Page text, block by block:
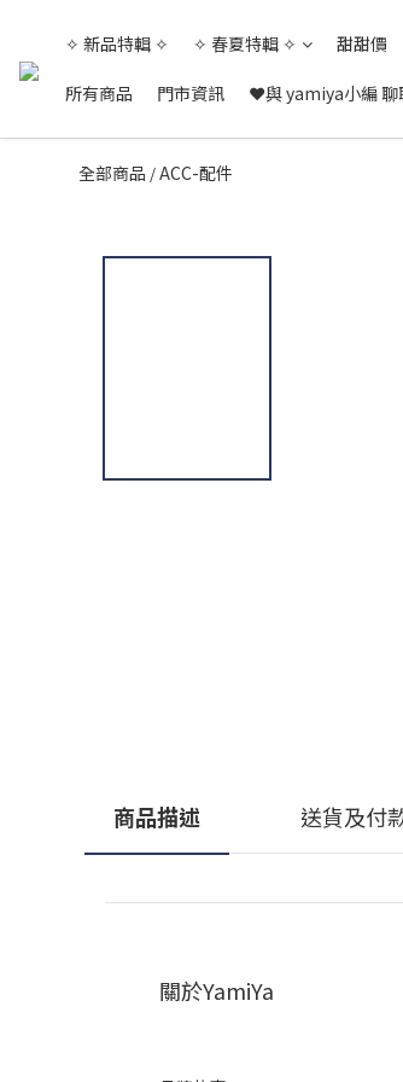
✧ 新品特輯 ✧ ✧ 春夏特輯 ✧ 甜甜價
所有商品 門市資訊 ❤與 yamiya小編
全部商品 /ACC-配件
商品描述 送貨及付
關於YamiYa